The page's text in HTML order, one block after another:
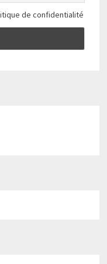
de confidentialité